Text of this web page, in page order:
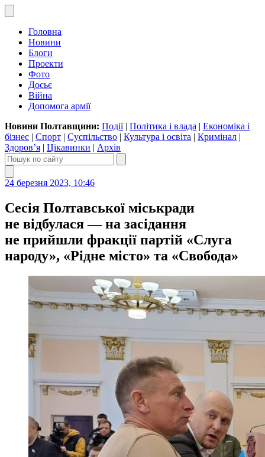
Головна
Новини
Блоги
Проекти
Фото
Досьє
Війна
Допомога армії
Новини Полтавщини: Події| Політика і влада | Економіка і
бізнес | Спорт | Суспільство | Культура і освіта | Кримінал |
Здоров’я | Цікавинки | Архів
24 березня 2023, 10:46
Cесія Полтавської міськради
не відбулася — на засідання
не прийшли фракції партій «Слуга
народу», «Рідне місто» та «Свобода»